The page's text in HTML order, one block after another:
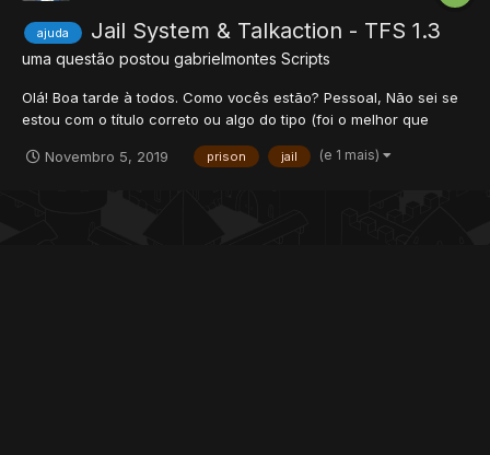
ajuda Jail System & Talkaction - TFS 1.3
uma questão postou gabrielmontes Scripts
Olá! Boa tarde à todos. Como vocês estão? Pessoal, Não sei se
estou com o título correto ou algo do tipo (foi o melhor que
mandaria o player para a Jail e retirasse 15% da XP TOTAL do...
Novembro 5, 2019 prison jail (e 1 mais)